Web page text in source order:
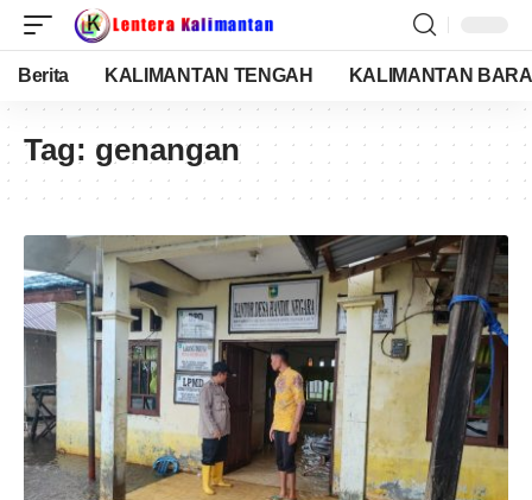
Berita KALIMANTAN TENGAH KALIMANTAN
Tag: genangan